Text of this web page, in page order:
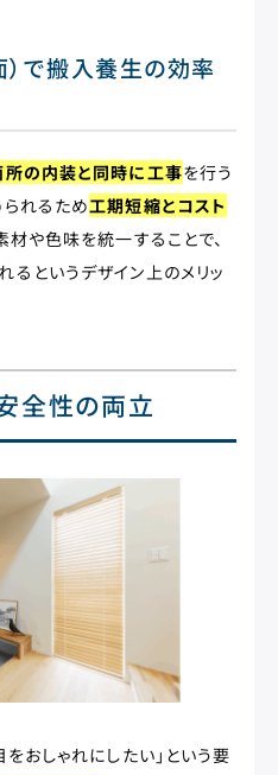
）で搬入養生の効率
の内装と同時に工事を行う
られるため工期短縮とコスト
材や色味を統一することで、
というデザイン上のメリッ
全性の両立
おしゃれにしたい」という要